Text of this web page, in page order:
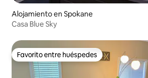
Alojamiento en Spokane
Casa Blue Sky
Favorito entre huéspedes
Favorito entre huéspedes